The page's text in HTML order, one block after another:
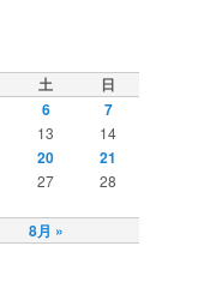
土 日
8月 »
6
7
13
14
20
21
27
28